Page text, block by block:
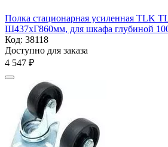
Полка стационарная усиленная TLK
Ш437хГ860мм, для шкафа глубиной
Код: 38118
Доступно для заказа
4 547 ₽